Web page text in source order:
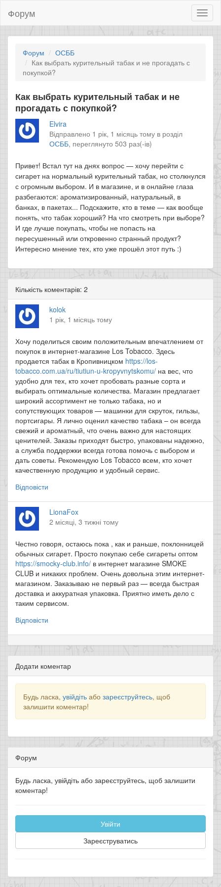
Форум
Форум
ОСББ
Как выбрать курительный табак и не прогадать с
покупкой?
Как выбрать курительный табак и не
прогадать с покупкой?
Elvira
Відправлено 1 рік, 1 місяць тому в розділ
ОСББ, переглянуто 503 раз(-ів)
Привет! Встал тут на днях вопрос — хочу перейти с
сигарет на нормальный курительный табак, но столкнулся
с огромным выбором. И в магазине, и в онлайне глаза
разбегаются: ароматизированный, натуральный, в
банках, в пакетах... Подскажите, кто в теме — как вообще
понять, что табак хороший? На что смотреть при выборе?
И где лучше покупать, чтобы не попасть на
пересушенный или откровенно странный продукт?
Интересно мнение тех, кто уже прошёл этот путь :)
Кількість коментарів: 2
kolok
1 рік, 1 місяць тому
Хочу поделиться своим положительным впечатлением от
покупок в интернет-магазине Los Tobacco. Здесь
продается табак в Кропивницком https://los-
tobacco.com.ua/ru/tiutiun-u-kropyvnytskomu/ на вес, что
удобно для тех, кто хочет пробовать разные сорта и
выбирать оптимальные количества. Магазин предлагает
широкий ассортимент не только табака, но и
сопутствующих товаров — машинки для скруток, гильзы,
портсигары. Я лично оценил качество табака – он всегда
свежий и ароматный, что очень важно для настоящих
ценителей. Заказы приходят быстро, упакованы надежно,
а служба поддержки всегда готова помочь с выбором и
дать советы. Рекомендую Los Tobacco всем, кто хочет
качественную продукцию и удобный сервис.
Відповісти
LionaFox
2 місяці, 3 тижні тому
Честно говоря, остаюсь пока , как и раньше, поклонницей
обычных сигарет. Просто покупаю себе сигареты оптом
https://smocky-club.info/ в интернет магазине SMOKE
CLUB и никаких проблем. Очень довольна этим интернет-
магазином. Заказываю не первый раз — всегда быстрая
доставка и аккуратная упаковка. Приятно иметь дело с
таким сервисом.
Відповісти
Додати коментар
Будь ласка, увійдіть або зареєструйтесь, щоб
залишити коментар!
Форум
Будь ласка, увійдіть або зареєструйтесь, щоб залишити
коментар!
Увійти
Зареєструватись